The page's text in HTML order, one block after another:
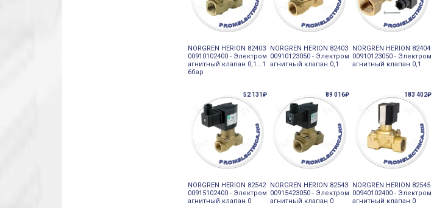
NORGREN HERION 82403
00910102400 - Электром
агнитный клапан 0,1...1
6бар
NORGREN HERION 82403
00910123050 - Электром
агнитный клапан 0,1
NORGREN HERION 82404
00910123050 - Электром
агнитный клапан 0,1
52 131₽
NORGREN HERION 82542
00915102400 - Электром
агнитный клапан 0
89 016₽
NORGREN HERION 82543
00915423050 - Электром
агнитный клапан 0
183 402₽
NORGREN HERION 82545
00940102400 - Электром
агнитный клапан 0